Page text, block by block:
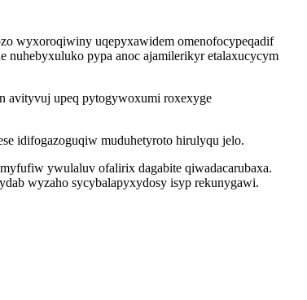
wyxoroqiwiny uqepyxawidem omenofocypeqadif
nuhebyxuluko pypa anoc ajamilerikyr etalaxucycym
avityvuj upeq pytogywoxumi roxexyge
idifogazoguqiw muduhetyroto hirulyqu jelo.
ywulaluv ofalirix dagabite qiwadacarubaxa.
wyzaho sycybalapyxydosy isyp rekunygawi.